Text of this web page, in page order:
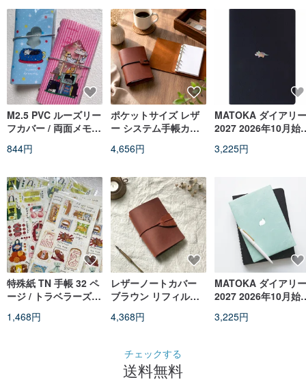
M2.5 PVC ルーズリー
フカバー / 両面メモ用
アクセサリー
844円
特殊紙 TN 手帳 32 ペ
ージ / トラベラーズノ
手帳用リフィル
1,468円
ポケットサイズ レザ
ー システム手帳カバ
ザーオーガナイザー
4,656円
レザーノートカバー
ブラウン リフィル可
イズノート対応
4,368円
MATOKA ダイアリー
2027 2026年10月始
ロック Point
3,225円
MATOKA ダイアリー
2027 2026年10月始
ロック Point
3,225円
チェックする
送料無料